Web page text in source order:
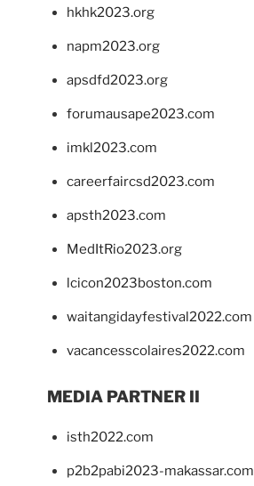
hkhk2023.org
napm2023.org
apsdfd2023.org
forumausape2023.com
imkl2023.com
careerfaircsd2023.com
apsth2023.com
MedItRio2023.org
lcicon2023boston.com
waitangidayfestival2022.com
vacancesscolaires2022.com
MEDIA PARTNER II
isth2022.com
p2b2pabi2023-makassar.com